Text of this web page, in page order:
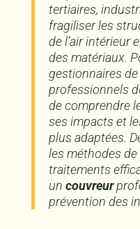
tertiaires,
fragiliser les
de l’air intérieur
des matériaux.
gestionnaires
professionnels
de comprendre
ses impacts et
plus adaptées.
les méthodes
traitements
un couvreur
prévention des